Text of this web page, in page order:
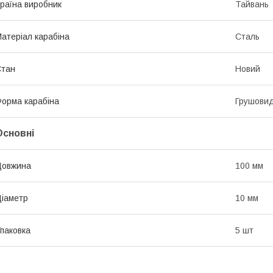
виробник Тайвань
карабіна Сталь
Новий
карабіна
100 мм
10 мм
5 шт